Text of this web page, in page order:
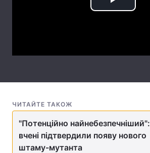
Play
ЧИТАЙТЕ ТАКОЖ
"Потенційно найнебезпечніший":
вчені підтвердили появу нового
штаму-мутанта